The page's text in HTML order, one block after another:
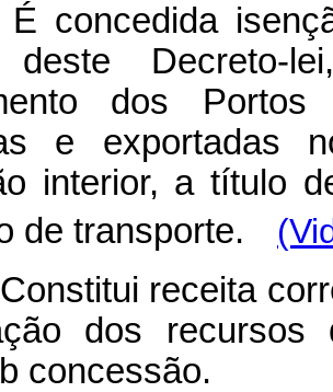
É concedida
deste
dos
e exportadas
interior, a título
de transporte.
receita
dos
concessão.